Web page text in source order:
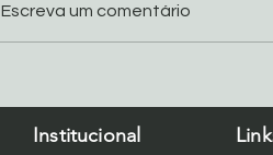
Escreva um comentário
Institucional